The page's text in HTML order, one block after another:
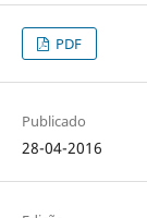
PDF
Publicado
28-04-2016